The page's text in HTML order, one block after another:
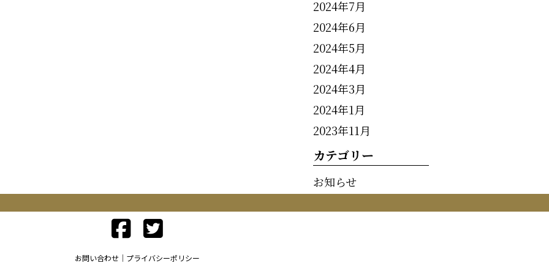
2024年7月
2024年6月
2024年5月
2024年4月
2024年3月
2024年1月
2023年11月
カテゴリー
お知らせ
お問い合わせ プライバシーポリシー